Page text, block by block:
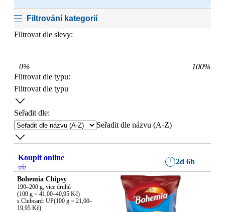
Filtrování kategorií
Filtrovat dle slevy:
0% 100%
Filtrovat dle typu:
Filtrovat dle typu
Seřadit dle:
Seřadit dle názvu (A-Z)
Koupit online 2d 6h
Bohemia Chipsy
190–200 g, více druhů
(100 g = 41,00–40,95 Kč)
s Clubcard: UP(100 g = 21,00–
19,95 Kč)